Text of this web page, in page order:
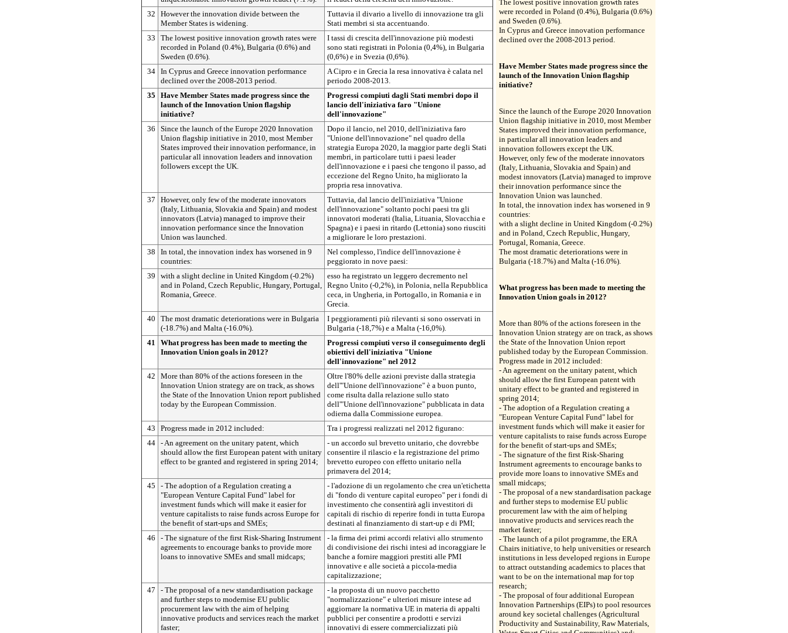
32
However the innovation divide between the
Member States is widening.
Tuttavia il divario a livello di innovazione tra gli
Stati membri si sta accentuando.
33
The lowest positive innovation growth rates were
recorded in Poland (0.4%), Bulgaria (0.6%) and
Sweden (0.6%).
I tassi di crescita dell'innovazione più modesti
sono stati registrati in Polonia (0,4%), in Bulgaria
(0,6%) e in Svezia (0,6%).
34 In Cyprus and Greece innovation performance
declined over the 2008-2013 period.
A Cipro e in Grecia la resa innovativa è calata nel
periodo 2008-2013.
35
Have Member States made progress since the
launch of the Innovation Union flagship
initiative?
Progressi compiuti dagli Stati membri dopo il
lancio dell'iniziativa faro "Unione
dell'innovazione"
36
Since the launch of the Europe 2020 Innovation
Union flagship initiative in 2010, most Member
States improved their innovation performance, in
particular all innovation leaders and innovation
followers except the UK.
Dopo il lancio, nel 2010, dell'iniziativa faro
"Unione dell'innovazione" nel quadro della
strategia Europa 2020, la maggior parte degli Stati
membri, in particolare tutti i paesi leader
dell'innovazione e i paesi che tengono il passo, ad
eccezione del Regno Unito, ha migliorato la
propria resa innovativa.
37
However, only few of the moderate innovators
(Italy, Lithuania, Slovakia and Spain) and modest
innovators (Latvia) managed to improve their
innovation performance since the Innovation
Union was launched.
Tuttavia, dal lancio dell'iniziativa "Unione
dell'innovazione" soltanto pochi paesi tra gli
innovatori moderati (Italia, Lituania, Slovacchia e
Spagna) e i paesi in ritardo (Lettonia) sono riusciti
a migliorare le loro prestazioni.
38
In total, the innovation index has worsened in 9
countries:
Nel complesso, l'indice dell'innovazione è
peggiorato in nove paesi:
39
with a slight decline in United Kingdom (-0.2%)
and in Poland, Czech Republic, Hungary, Portugal,
Romania, Greece.
esso ha registrato un leggero decremento nel
Regno Unito (-0,2%), in Polonia, nella Repubblica
ceca, in Ungheria, in Portogallo, in Romania e in
Grecia.
40
The most dramatic deteriorations were in Bulgaria
(-18.7%) and Malta (-16.0%).
I peggioramenti più rilevanti si sono osservati in
Bulgaria (-18,7%) e a Malta (-16,0%).
41
What progress has been made to meeting the
Innovation Union goals in 2012?
Progressi compiuti verso il conseguimento degli
obiettivi dell'iniziativa "Unione
dell'innovazione" nel 2012
42
More than 80% of the actions foreseen in the
Innovation Union strategy are on track, as shows
the State of the Innovation Union report published
today by the European Commission.
Oltre l'80% delle azioni previste dalla strategia
dell'"Unione dell'innovazione" è a buon punto,
come risulta dalla relazione sullo stato
dell'"Unione dell'innovazione" pubblicata in data
odierna dalla Commissione europea.
43
Progress made in 2012 included:
Tra i progressi realizzati nel 2012 figurano:
44 - An agreement on the unitary patent, which
should allow the first European patent with unitary
effect to be granted and registered in spring 2014;
- un accordo sul brevetto unitario, che dovrebbe
consentire il rilascio e la registrazione del primo
brevetto europeo con effetto unitario nella
primavera del 2014;
45
- The adoption of a Regulation creating a
"European Venture Capital Fund" label for
investment funds which will make it easier for
venture capitalists to raise funds across Europe for
the benefit of start-ups and SMEs;
- l'adozione di un regolamento che crea un'etichetta
di "fondo di venture capital europeo" per i fondi di
investimento che consentirà agli investitori di
capitali di rischio di reperire fondi in tutta Europa
destinati al finanziamento di start-up e di PMI;
46
- The signature of the first Risk-Sharing Instrument
agreements to encourage banks to provide more
loans to innovative SMEs and small midcaps;
- la firma dei primi accordi relativi allo strumento
di condivisione dei rischi intesi ad incoraggiare le
banche a fornire maggiori prestiti alle PMI
innovative e alle società a piccola-media
capitalizzazione;
47
- The proposal of a new standardisation package
and further steps to modernise EU public
procurement law with the aim of helping
innovative products and services reach the market
faster;
- la proposta di un nuovo pacchetto
"normalizzazione" e ulteriori misure intese ad
aggiornare la normativa UE in materia di appalti
pubblici per consentire a prodotti e servizi
innovativi di essere commercializzati più
The lowest positive innovation growth rates
were recorded in Poland (0.4%), Bulgaria (0.6%)
and Sweden (0.6%).
In Cyprus and Greece innovation performance
declined over the 2008-2013 period.
Have Member States made progress since the
launch of the Innovation Union flagship
initiative?
Since the launch of the Europe 2020 Innovation
Union flagship initiative in 2010, most Member
States improved their innovation performance,
in particular all innovation leaders and
innovation followers except the UK.
However, only few of the moderate innovators
(Italy, Lithuania, Slovakia and Spain) and
modest innovators (Latvia) managed to improve
their innovation performance since the
Innovation Union was launched.
In total, the innovation index has worsened in 9
countries:
with a slight decline in United Kingdom (-0.2%)
and in Poland, Czech Republic, Hungary,
Portugal, Romania, Greece.
The most dramatic deteriorations were in
Bulgaria (-18.7%) and Malta (-16.0%).
What progress has been made to meeting the
Innovation Union goals in 2012?
More than 80% of the actions foreseen in the
Innovation Union strategy are on track, as shows
the State of the Innovation Union report
published today by the European Commission.
Progress made in 2012 included:
- An agreement on the unitary patent, which
should allow the first European patent with
unitary effect to be granted and registered in
spring 2014;
- The adoption of a Regulation creating a
"European Venture Capital Fund" label for
investment funds which will make it easier for
venture capitalists to raise funds across Europe
for the benefit of start-ups and SMEs;
- The signature of the first Risk-Sharing
Instrument agreements to encourage banks to
provide more loans to innovative SMEs and
small midcaps;
- The proposal of a new standardisation package
and further steps to modernise EU public
procurement law with the aim of helping
innovative products and services reach the
market faster;
- The launch of a pilot programme, the ERA
Chairs initiative, to help universities or research
institutions in less developed regions in Europe
to attract outstanding academics to places that
want to be on the international map for top
research;
- The proposal of four additional European
Innovation Partnerships (EIPs) to pool resources
around key societal challenges (Agricultural
Productivity and Sustainability, Raw Materials,